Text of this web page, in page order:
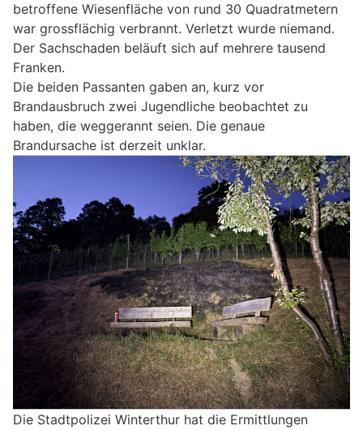
betroffene Wiesenfläche von rund 30 Quadratmetern
war grossflächig verbrannt. Verletzt wurde niemand.
Der Sachschaden beläuft sich auf mehrere tausend
Franken.
Die beiden Passanten gaben an, kurz vor
Brandausbruch zwei Jugendliche beobachtet zu
haben, die weggerannt seien. Die genaue
Brandursache ist derzeit unklar.
Die Stadtpolizei Winterthur hat die Ermittlungen